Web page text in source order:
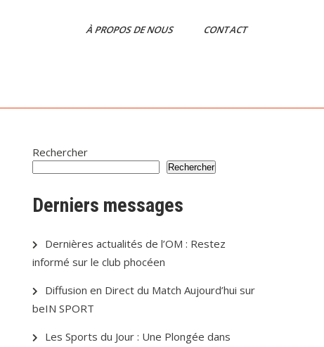
À PROPOS DE NOUS CONTACT
Rechercher
Rechercher
Derniers messages
Dernières actualités de l’OM : Restez
informé sur le club phocéen
Diffusion en Direct du Match Aujourd’hui sur
beIN SPORT
Les Sports du Jour : Une Plongée dans